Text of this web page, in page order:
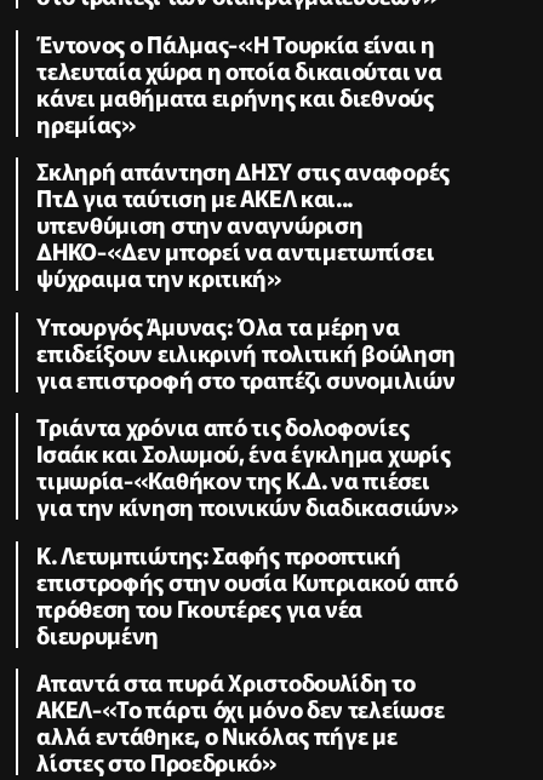
Έντονος ο Πάλμας-«Η Τουρκία είναι η
τελευταία χώρα η οποία δικαιούται να
κάνει μαθήματα ειρήνης και διεθνούς
ηρεμίας»
Σκληρή απάντηση ΔΗΣΥ στις αναφορές
ΠτΔ για ταύτιση με ΑΚΕΛ και...
υπενθύμιση στην αναγνώριση
ΔΗΚΟ-«Δεν μπορεί να αντιμετωπίσει
ψύχραιμα την κριτική»
Υπουργός Άμυνας: Όλα τα μέρη να
επιδείξουν ειλικρινή πολιτική βούληση
για επιστροφή στο τραπέζι συνομιλιών
Τριάντα χρόνια από τις δολοφονίες
Ισαάκ και Σολωμού, ένα έγκλημα χωρίς
τιμωρία-«Καθήκον της Κ.Δ. να πιέσει
για την κίνηση ποινικών διαδικασιών»
K. Λετυμπιώτης: Σαφής προοπτική
επιστροφής στην ουσία Κυπριακού από
πρόθεση του Γκουτέρες για νέα
διευρυμένη
Απαντά στα πυρά Χριστοδουλίδη το
ΑΚΕΛ-«Το πάρτι όχι μόνο δεν τελείωσε
αλλά εντάθηκε, ο Νικόλας πήγε με
λίστες στο Προεδρικό»